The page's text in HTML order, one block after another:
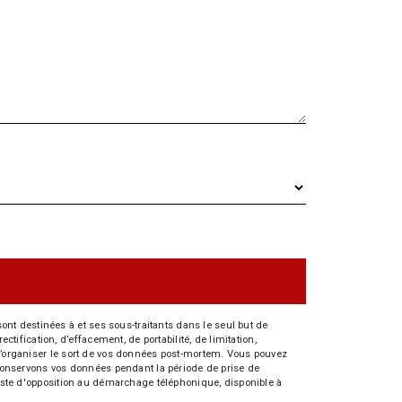
destinées à et ses sous-traitants dans le seul but de
d’effacement, de portabilité, de limitation,
le sort de vos données post-mortem. Vous pouvez
vos données pendant la période de prise de
d'opposition au démarchage téléphonique, disponible à